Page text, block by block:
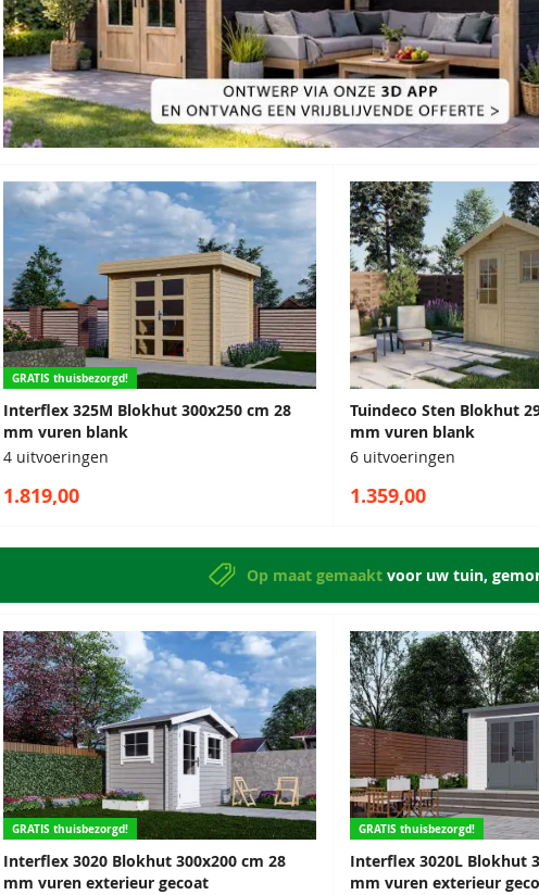
GRATIS thuisbezorgd!
Interflex 325M Blokhut 300x250 cm 28
mm vuren blank
4 uitvoeringen
1.819,00
Tuindeco Sten Blokhut
mm vuren blank
6 uitvoeringen
1.359,00
Op maat gemaaktvoor uw tuin,
GRATIS thuisbezorgd!
Interflex 3020 Blokhut 300x200 cm 28
mm vuren exterieur gecoat
GRATIS thuisbezorgd!
Interflex 3020L Blokhut
mm vuren exterieur